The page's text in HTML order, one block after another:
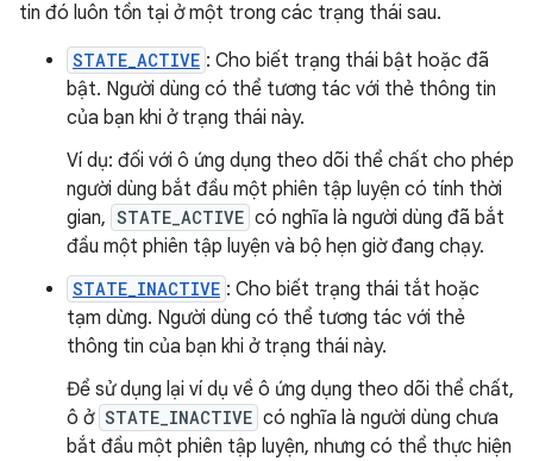
tin đó luôn tồn tại ở một trong các trạng thái sau.
STATE_ACTIVE : Cho biết trạng thái bật hoặc đã
bật. Người dùng có thể tương tác với thẻ thông tin
của bạn khi ở trạng thái này.
Ví dụ: đối với ô ứng dụng theo dõi thể chất cho phép
người dùng bắt đầu một phiên tập luyện có tính thời
gian, STATE_ACTIVE có nghĩa là người dùng đã bắt
đầu một phiên tập luyện và bộ hẹn giờ đang chạy.
STATE_INACTIVE : Cho biết trạng thái tắt hoặc
tạm dừng. Người dùng có thể tương tác với thẻ
thông tin của bạn khi ở trạng thái này.
Để sử dụng lại ví dụ về ô ứng dụng theo dõi thể chất,
ô ở STATE_INACTIVE có nghĩa là người dùng chưa
bắt đầu một phiên tập luyện, nhưng có thể thực hiện